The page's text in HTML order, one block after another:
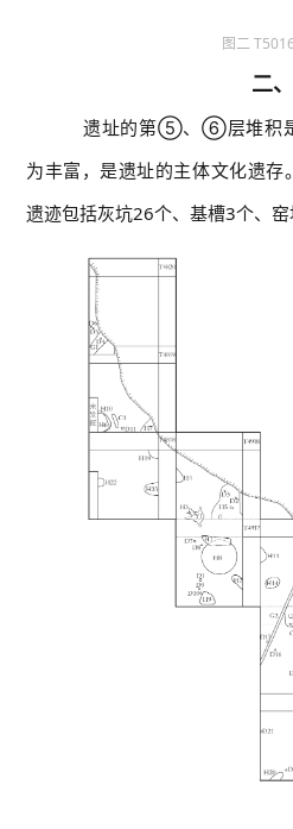
图二
二
遗址的第⑤、⑥层堆积
为丰富，是遗址的主体文化遗
遗迹包括灰坑26个、基槽3个、窑